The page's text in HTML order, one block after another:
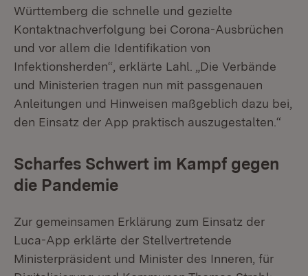
Württemberg die schnelle und gezielte
Kontaktnachverfolgung bei Corona-Ausbrüchen
und vor allem die Identifikation von
Infektionsherden“, erklärte Lahl. „Die Verbände
und Ministerien tragen nun mit passgenauen
Anleitungen und Hinweisen maßgeblich dazu bei,
den Einsatz der App praktisch auszugestalten.“
Scharfes Schwert im Kampf gegen
die Pandemie
Zur gemeinsamen Erklärung zum Einsatz der
Luca-App erklärte der Stellvertretende
Ministerpräsident und Minister des Inneren, für